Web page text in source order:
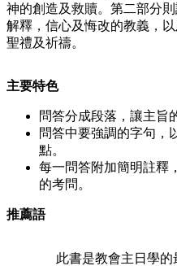
神的創造及救贖。第二部分
解釋，信心及悔改的教義，
聖禮及祈禱。
主要特色
問答分成段落，讓主旨
問答中要強調的字句，
點。
每一問答附加簡明註釋
的考問。
推薦語
此書是教會主日學